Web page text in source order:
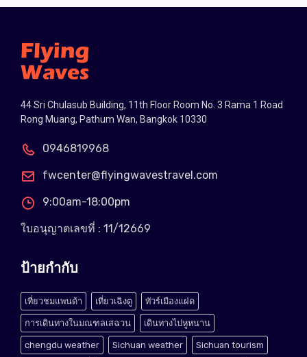
44 Sri Chulasub Building, 11th Floor Room No. 3 Rama 1 Road
Rong Muang, Pathum Wan, Bangkok 10330
0946819968
fwcenter@flyingwavestravel.com
9:00am-18:00pm
ใบอนุญาตเลขที่ : 11/12669
ป้ายกำกับ
เที่ยวชมแพนด้า เที่ยวเฉิงตู ทัวร์เมืองแฝด
การเดินทางในมณฑลเสฉวน เดินทางไปหูหนาน
chengdu weather Sichuan weather Sichuan tourism